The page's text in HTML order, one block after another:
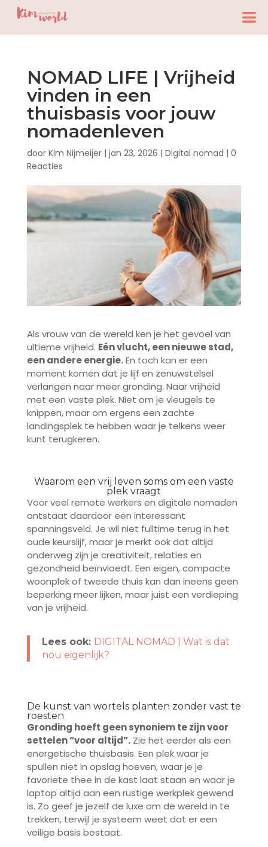
NOMAD LIFE | Vrijheid
vinden in een
thuisbasis voor jouw
nomadenleven
door Kim Nijmeijer| jan 23, 2026 | Digital nomad | 0
Reacties
Als vrouw van de wereld ken je het gevoel van
ultieme vrijheid. Eén vlucht, een nieuwe stad,
een andere energie.En toch kan er een
moment komen dat je lijf en zenuwstelsel
verlangen naar meer gronding. Naar vrijheid
met een vaste plek. Niet om je vleugels te
knippen, maar om ergens een zachte
landingsplek te hebben waar je telkens weer
kunt terugkeren.
Waarom een vrij leven soms om een vaste
plek vraagt
Voor veel remote werkers en digitale nomaden
ontstaat daardoor een interessant
spanningsveld. Je wil niet fulltime terug in het
oude keurslijf, maar je merkt ook dat altijd
onderweg zijn je creativiteit, relaties en
gezondheid beïnvloedt. Een eigen, compacte
woonplek of tweede thuis kan dan ineens geen
beperking meer lijken, maar juist een verdieping
van je vrijheid.
Lees ook: DIGITAL NOMAD | Wat is dat
nou eigenlijk?
De kunst van wortels planten zonder vast te
roesten
Gronding hoeft geen synoniem te zijn voor
settelen “voor altijd”.Zie het eerder als een
energetische thuisbasis. Een plek waar je
spullen niet in opslag hoeven, waar je je
favoriete thee in de kast laat staan en waar je
laptop altijd aan een rustige werkplek gewend
is. Zo geef je jezelf de luxe om de wereld in te
trekken, terwijl je systeem weet dat er een
veilige basis bestaat.